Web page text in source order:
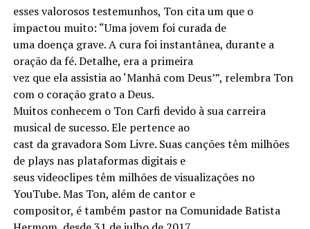
esses valorosos testemunhos, Ton cita um que o
impactou muito: “Uma jovem foi curada de
uma doença grave. A cura foi instantânea, durante a
oração da fé. Detalhe, era a primeira
vez que ela assistia ao ‘Manhã com Deus’”, relembra Ton
com o coração grato a Deus.
Muitos conhecem o Ton Carfi devido à sua carreira
musical de sucesso. Ele pertence ao
cast da gravadora Som Livre. Suas canções têm milhões
de plays nas plataformas digitais e
seus videoclipes têm milhões de visualizações no
YouTube. Mas Ton, além de cantor e
compositor, é também pastor na Comunidade Batista